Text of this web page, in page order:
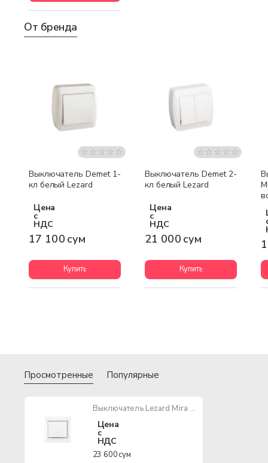
От бренда
Выключатель Demet 1-
кл белый Lezard
Цена
с
НДС
17 100 сум
Купить
Выключатель Demet 2-
кл белый Lezard
Цена
с
НДС
21 000 сум
Купить
Просмотренные Популярные
Выключатель Lezard Mira 1кл проходной белый с белой вставкой
Цена
с
НДС
23 600 сум